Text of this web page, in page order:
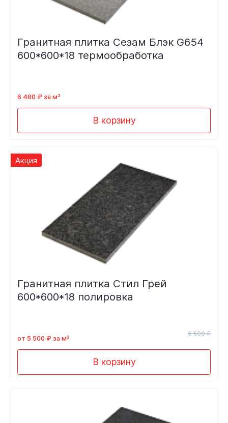
Гранитная плитка Сезам Блэк G654
600*600*18 термообработка
6 480 ₽ за м²
В корзину
Акция
Гранитная плитка Стил Грей
600*600*18 полировка
от 5 500 ₽ за м²
6 500 ₽
В корзину